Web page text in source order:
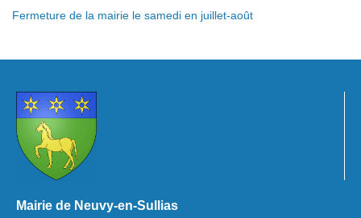
Fermeture de la mairie le samedi en juillet-août
Mairie de Neuvy-en-Sullias